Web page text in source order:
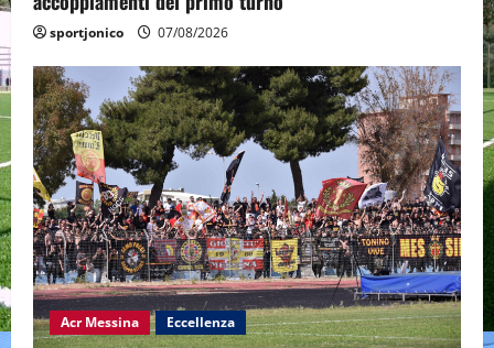
sportjonico 07/08/2026
Acr Messina Eccellenza